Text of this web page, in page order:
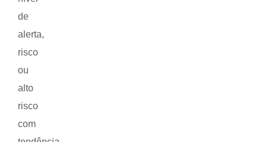
de
alerta,
risco
ou
alto
risco
com